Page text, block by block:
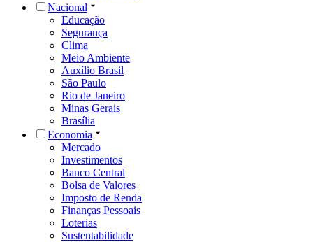
Nacional
Educação
Segurança
Clima
Meio Ambiente
Auxílio Brasil
São Paulo
Rio de Janeiro
Minas Gerais
Brasília
Economia
Mercado
Investimentos
Banco Central
Bolsa de Valores
Imposto de Renda
Finanças Pessoais
Loterias
Sustentabilidade